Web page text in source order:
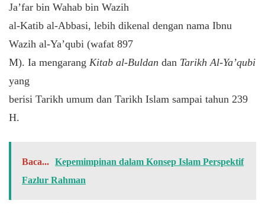
Ja’far bin Wahab bin Wazih
al-Katib al-Abbasi, lebih dikenal dengan nama Ibnu
Wazih al-Ya’qubi (wafat 897
M). Ia mengarang Kitab al-Buldan dan Tarikh Al-Ya’qubi
yang
berisi Tarikh umum dan Tarikh Islam sampai tahun 239
H.
Baca... Kepemimpinan dalam Konsep Islam Perspektif
Fazlur Rahman